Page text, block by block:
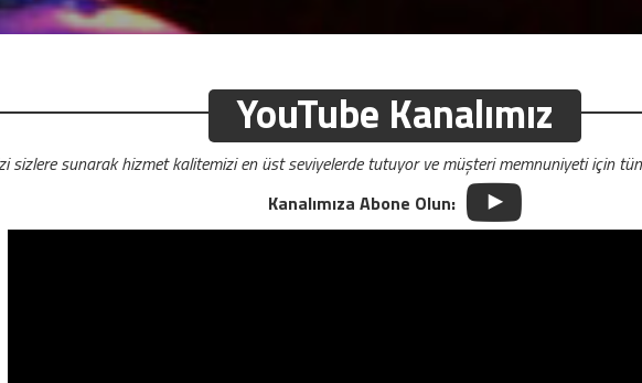
YouTube Kanalımız
sizlere sunarak hizmet kalitemizi en üst seviyelerde tutuyor ve müşteri memnuniyeti için
Kanalımıza Abone Olun: